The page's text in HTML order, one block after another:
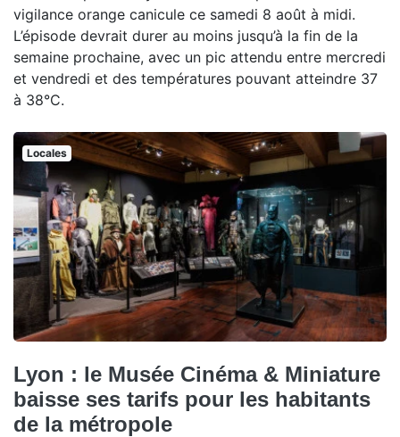
vigilance orange canicule ce samedi 8 août à midi.
L’épisode devrait durer au moins jusqu’à la fin de la
semaine prochaine, avec un pic attendu entre mercredi
et vendredi et des températures pouvant atteindre 37
à 38°C.
Locales
Lyon : le Musée Cinéma & Miniature
baisse ses tarifs pour les habitants
de la métropole